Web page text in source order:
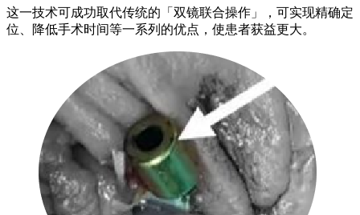
这一技术可成功取代传统的「双镜联合操作」，可实现精确定
位、降低手术时间等一系列的优点，使患者获益更大。